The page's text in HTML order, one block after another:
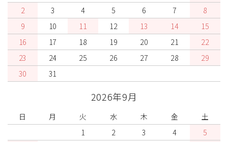
2
3 4 5 6 7
8
9
10 11 12 13 14
15
16
17 18 19 20 21
22
23
24 25 26 27 28
29
30
31
2026年9月
日 月 火 水 木 金
土
1
2 3 4
5